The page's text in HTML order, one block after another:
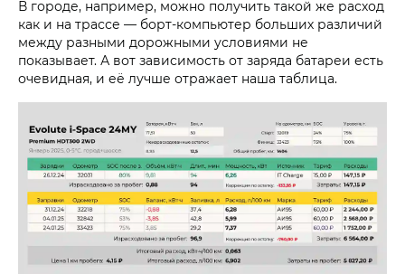
В городе, например, можно получить такой же расход
как и на трассе — борт-компьютер больших различий
между разными дорожными условиями не
показывает. А вот зависимость от заряда батареи есть
очевидная, и её лучше отражает наша таблица.